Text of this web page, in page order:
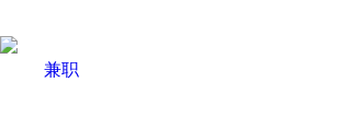
兼职